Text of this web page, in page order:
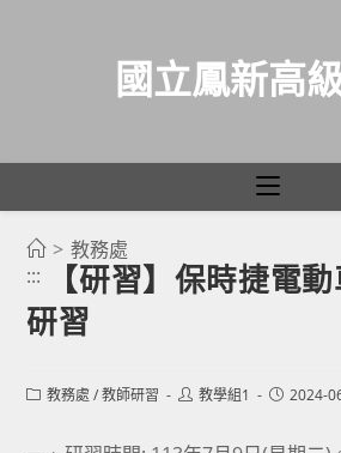
國立鳳新高
> 教務處
:::
【研習】保時捷電
研習
Post教務處 / 教師研習
Post教學組1
Post2024-